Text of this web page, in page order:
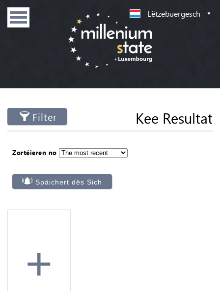
Lëtzebuergesch
Filter Kee Resultat
Zortéieren no
Späichert dës Sich
+